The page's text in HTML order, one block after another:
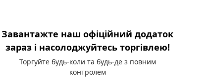
Завантажте наш офіційний додаток
зараз і насолоджуйтесь торгівлею!
Торгуйте будь-коли та будь-де з повним
контролем